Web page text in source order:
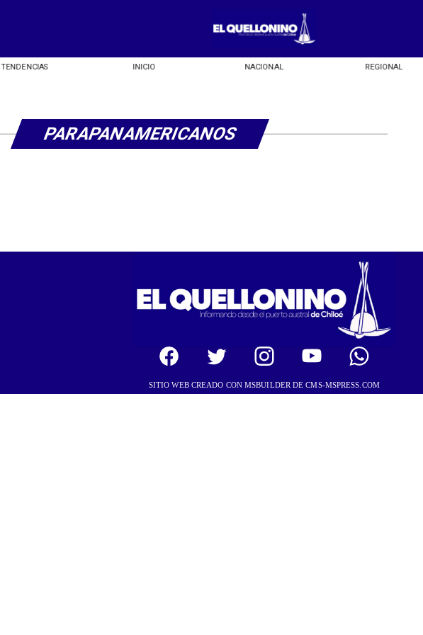
TENDENCIAS INICIO NACIONAL REGIONAL
PARAPANAMERICANOS
SITIO WEB CREADO CON MSBUILDER DE CMS-MSPRESS.COM